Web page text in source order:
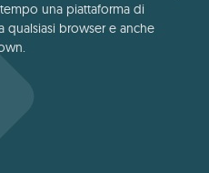
una piattaforma di
qualsiasi browser e anche